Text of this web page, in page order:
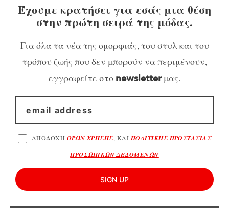
Έχουμε κρατήσει για εσάς μια θέση
στην πρώτη σειρά της μόδας.
Για όλα τα νέα της ομορφιάς, του στυλ και του
τρόπου ζωής που δεν μπορούν να περιμένουν,
εγγραφείτε στο newsletterμας.
ΑΠΟΔΟΧΗ ΟΡΩΝ ΧΡΗΣΗΣ, ΚΑΙΠΟΛΙΤΙΚΗΣ ΠΡΟΣΤΑΣΙΑΣ
ΠΡΟΣΩΠΙΚΩΝ ΔΕΔΟΜΕΝΩΝ
SIGN UP